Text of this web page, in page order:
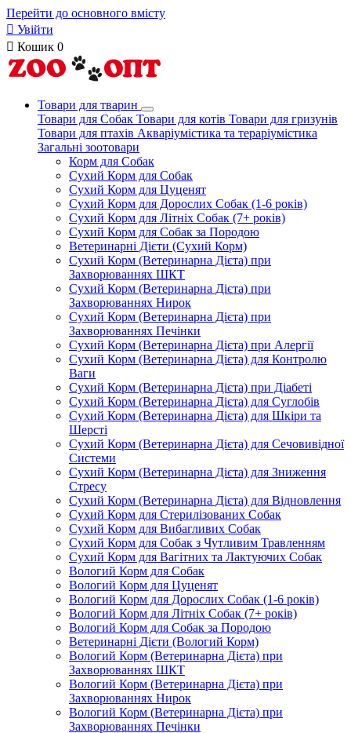
Перейти до основного вмісту
 Увійти
 Кошик 0
Товари для тварин
Товари для Собак Товари для котів Товари для гризунів
Товари для птахів Акваріумістика та тераріумістика
Загальні зоотовари
Корм для Собак
Сухий Корм для Собак
Сухий Корм для Цуценят
Сухий Корм для Дорослих Собак (1-6 років)
Сухий Корм для Літніх Собак (7+ років)
Сухий Корм для Собак за Породою
Ветеринарні Дієти (Сухий Корм)
Сухий Корм (Ветеринарна Дієта) при
Захворюваннях ШКТ
Сухий Корм (Ветеринарна Дієта) при
Захворюваннях Нирок
Сухий Корм (Ветеринарна Дієта) при
Захворюваннях Печінки
Сухий Корм (Ветеринарна Дієта) при Алергії
Сухий Корм (Ветеринарна Дієта) для Контролю
Ваги
Сухий Корм (Ветеринарна Дієта) при Діабеті
Сухий Корм (Ветеринарна Дієта) для Суглобів
Сухий Корм (Ветеринарна Дієта) для Шкіри та
Шерсті
Сухий Корм (Ветеринарна Дієта) для Сечовивідної
Системи
Сухий Корм (Ветеринарна Дієта) для Зниження
Стресу
Сухий Корм (Ветеринарна Дієта) для Відновлення
Сухий Корм для Стерилізованих Собак
Сухий Корм для Вибагливих Собак
Сухий Корм для Собак з Чутливим Травленням
Сухий Корм для Вагітних та Лактуючих Собак
Вологий Корм для Собак
Вологий Корм для Цуценят
Вологий Корм для Дорослих Собак (1-6 років)
Вологий Корм для Літніх Собак (7+ років)
Вологий Корм для Собак за Породою
Ветеринарні Дієти (Вологий Корм)
Вологий Корм (Ветеринарна Дієта) при
Захворюваннях ШКТ
Вологий Корм (Ветеринарна Дієта) при
Захворюваннях Нирок
Вологий Корм (Ветеринарна Дієта) при
Захворюваннях Печінки